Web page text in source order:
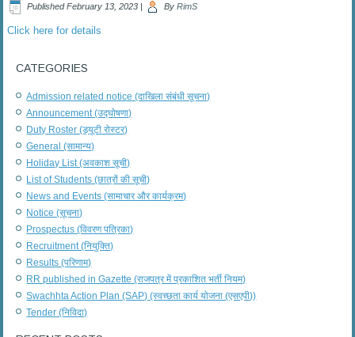
Published February 13, 2023 | By RimS
Click here for details
CATEGORIES
Admission related notice (दाखिला संबंधी सूचना)
Announcement (उद्घोषणा)
Duty Roster (ड्यूटी रोस्टर)
General (सामान्य)
Holiday List (अवकाश सूची)
List of Students (छात्रों की सूची)
News and Events (सामाचार और कार्यक्रम)
Notice (सूचना)
Prospectus (विवरण पत्रिका)
Recruitment (नियुक्ति)
Results (परिणाम)
RR published in Gazette (राजपत्र में प्रकाशित भर्ती नियम)
Swachhta Action Plan (SAP) (स्वच्छता कार्य योजना (एसएपी))
Tender (निविदा)